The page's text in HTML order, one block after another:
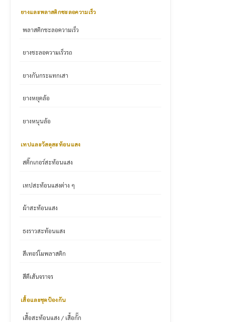
ยางและพลาสติกชะลอความเร็ว
พลาสติกชะลอความเร็ว
ยางชะลอความเร็วรถ
ยางกันกระแทกเสา
ยางหยุดล้อ
ยางหนุนล้อ
เทปและวัสดุสะท้อนแสง
สติ๊กเกอร์สะท้อนแสง
เทปสะท้อนแสงต่าง ๆ
ผ้าสะท้อนแสง
ธงราวสะท้อนแสง
สีเทอร์โมพลาสติก
สีตีเส้นจราจร
เสื้อและชุดป้องกัน
เสื้อสะท้อนแสง / เสื้อกั๊ก